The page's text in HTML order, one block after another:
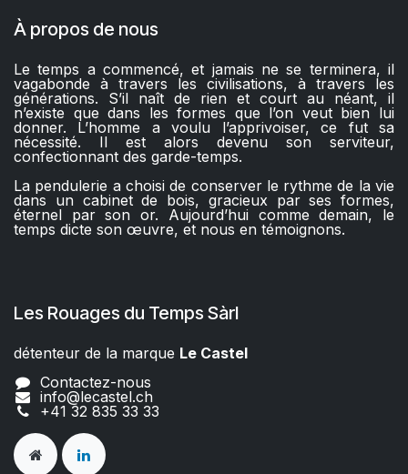
À propos de nous
Le temps a commencé, et jamais ne se terminera, il
vagabonde à travers les civilisations, à travers les
générations. S’il naît de rien et court au néant, il
n’existe que dans les formes que l’on veut bien lui
donner. L’homme a voulu l’apprivoiser, ce fut sa
nécessité. Il est alors devenu son serviteur,
confectionnant des garde-temps.
La pendulerie a choisi de conserver le rythme de la vie
dans un cabinet de bois, gracieux par ses formes,
éternel par son or. Aujourd’hui comme demain, le
temps dicte son œuvre, et nous en témoignons.
Les Rouages du Temps Sàrl
détenteur de la marque Le Castel​​
Contactez-nous
info@lecastel.ch
+41 32 835 33 33